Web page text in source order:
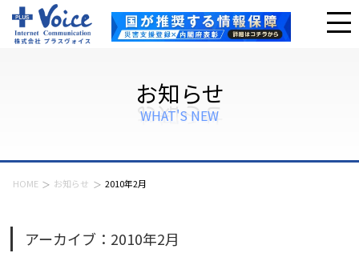
お知らせ
WHAT'S NEW
HOME お知らせ 2010年2月
アーカイブ：2010年2月